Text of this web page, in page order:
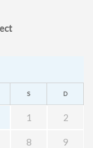
S D
1 2
8 9